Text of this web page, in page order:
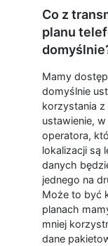
Co z
planu
Mamy
domyślnie
korzystania
ustawienie,
operatora,
lokalizacji są
danych
jednego na
Może to być
planach
mniej
dane